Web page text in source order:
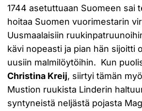
1744 asetuttuaan Suomeen sai
hoitaa Suomen vuorimestarin
Uusmaalaisiin
kävi nopeasti ja pian hän sijoitti
uusiin malmilöytöihin. Kun
Christina Kreij, siirtyi tämän
Mustion ruukista Linderin
syntyneistä neljästä pojasta